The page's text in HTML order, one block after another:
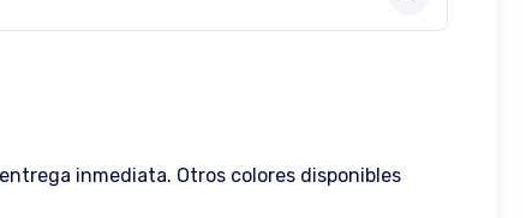
inmediata. Otros colores disponibles